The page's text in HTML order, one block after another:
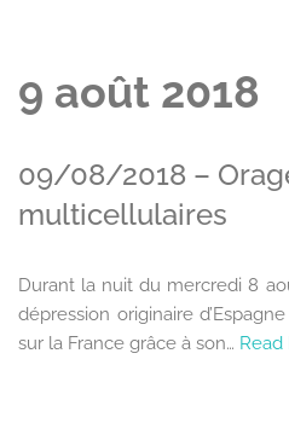
9 août 2018
09/08/2018 –
multicellulaires
Durant la nuit du mercredi 8
dépression originaire
sur la France grâce à son… Read